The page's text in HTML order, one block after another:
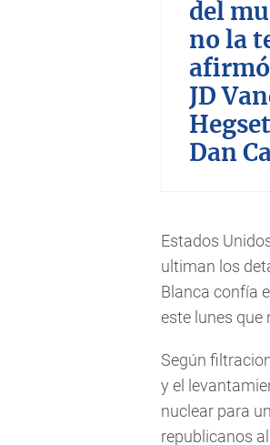
del
no la
JD
Dan
Estados
ultiman los
Blanca confía
este lunes que
Según
y el
nuclear para
republicanos